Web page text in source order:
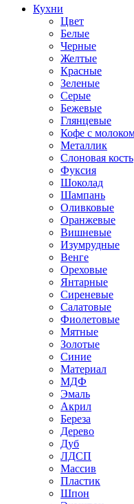
Кухни
Цвет
Белые
Черные
Желтые
Красные
Зеленые
Серые
Бежевые
Глянцевые
Кофе с
Металлик
Слоновая кость
Фуксия
Шоколад
Шампань
Оливковые
Оранжевые
Вишневые
Изумрудные
Венге
Ореховые
Янтарные
Сиреневые
Салатовые
Фиолетовые
Мятные
Золотые
Синие
Материал
МДФ
Эмаль
Акрил
Береза
Дерево
Дуб
ЛДСП
Массив
Пластик
Шпон